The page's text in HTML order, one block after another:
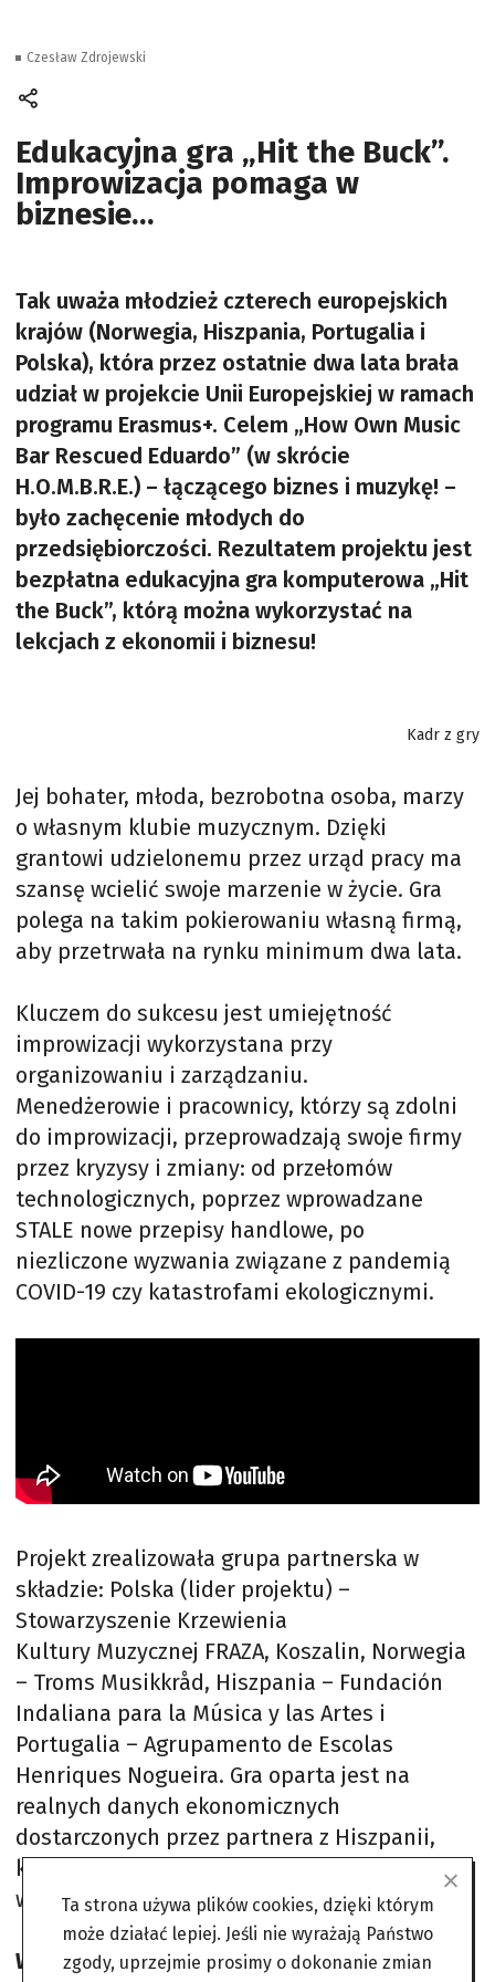
Edukacyjna gra „Hit the Buck”.
Improwizacja pomaga w
biznesie…
Tak uważa młodzież czterech europejskich
krajów (Norwegia, Hiszpania, Portugalia i
Polska), która przez ostatnie dwa lata brała
udział w projekcie Unii Europejskiej w ramach
programu Erasmus+. Celem „How Own Music
Bar Rescued Eduardo” (w skrócie
H.O.M.B.R.E.) – łączącego biznes i muzykę! –
było zachęcenie młodych do
przedsiębiorczości. Rezultatem projektu jest
bezpłatna edukacyjna gra komputerowa „Hit
the Buck”, którą można wykorzystać na
lekcjach z ekonomii i biznesu!
Kadr z gry
Jej bohater, młoda, bezrobotna osoba, marzy
o własnym klubie muzycznym. Dzięki
grantowi udzielonemu przez urząd pracy ma
szansę wcielić swoje marzenie w życie. Gra
polega na takim pokierowaniu własną firmą,
aby przetrwała na rynku minimum dwa lata.
Kluczem do sukcesu jest umiejętność
improwizacji wykorzystana przy
organizowaniu i zarządzaniu.
Menedżerowie i pracownicy, którzy są zdolni
do improwizacji, przeprowadzają swoje firmy
przez kryzysy i zmiany: od przełomów
technologicznych, poprzez wprowadzane
STALE nowe przepisy handlowe, po
niezliczone wyzwania związane z pandemią
COVID-19 czy katastrofami ekologicznymi.
Projekt zrealizowała grupa partnerska w
składzie: Polska (lider projektu) –
Stowarzyszenie Krzewienia
Kultury Muzycznej FRAZA, Koszalin, Norwegia
– Troms Musikkråd, Hiszpania – Fundación
Indaliana para la Música y las Artes i
Portugalia – Agrupamento de Escolas
Henriques Nogueira. Gra oparta jest na
realnych danych ekonomicznych
dostarczonych przez partnera z Hiszpanii,
który od 20 lat z powodzeniem prowadzi
własny klub muzyczny Clasijazz.
Więcej informacji o projekcie na stronie
Czesław Zdrojewski
Ta strona używa plików cookies, dzięki którym
może działać lepiej. Jeśli nie wyrażają Państwo
zgody, uprzejmie prosimy o dokonanie zmian